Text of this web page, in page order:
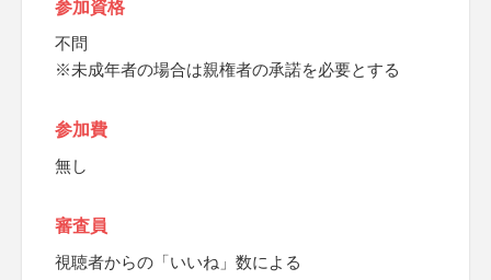
参加資格
不問
※未成年者の場合は親権者の承諾を必要とする
参加費
無し
審査員
視聴者からの「いいね」数による